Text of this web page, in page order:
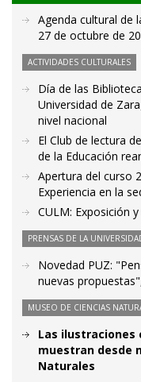
Agenda cultural de
27 de octubre de
ACTIVIDADES CULTURALES
Día de las
Universidad de
nivel nacional
El Club de lectura
de la Educación
Apertura del curso
Experiencia en la
CULM: Exposición
PRENSAS DE LA
Novedad PUZ:
nuevas
MUSEO DE CIENCIAS
Las ilustraciones
muestran desde
Naturales